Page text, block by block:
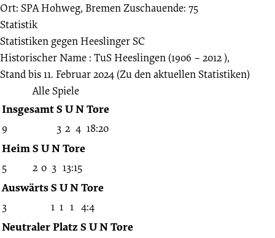
Heeslinger
SC
1:4
11.02.2024
-
2023/2024
(Freundschaftsspiele)
Ort: SPA Hohweg, BremenZuschauende: 75
Statistik
Statistiken gegenHeeslinger SC
Historischer Name : TuS Heeslingen (1906 – 2012 ),
Stand bis 11. Februar 2024 (Zu den aktuellen Statistiken)
Alle Spiele
InsgesamtS UNTore
9 3 2 4 18:20
HeimS UNTore
5 2 0 3 13:15
AuswärtsS UNTore
3 1 1 1 4:4
Neutraler Platz S UNTore